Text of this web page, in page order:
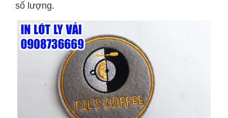
số lượng.